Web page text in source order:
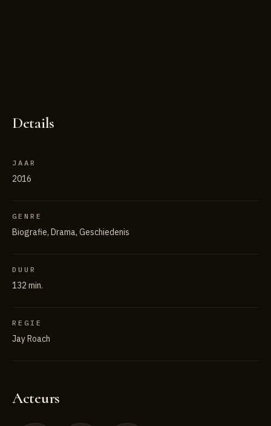
Details
JAAR
2016
GENRE
Biografie, Drama, Geschiedenis
DUUR
132 min.
REGIE
Jay Roach
Acteurs